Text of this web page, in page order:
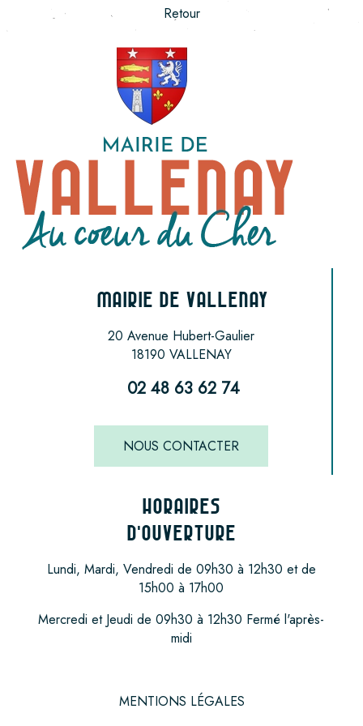
Retour
MAIRIE DE VALLENAY
20 Avenue Hubert-Gaulier
18190 VALLENAY
02 48 63 62 74
NOUS CONTACTER
HORAIRES
D'OUVERTURE
Lundi, Mardi, Vendredi de 09h30 à 12h30 et de
15h00 à 17h00
Mercredi et Jeudi de 09h30 à 12h30 Fermé l'après-
midi
MENTIONS LÉGALES